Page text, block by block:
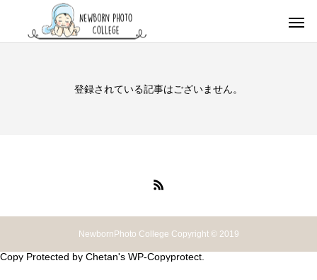
登録されている記事はございません。
NewbornPhoto College Copyright © 2019
Copy Protected by Chetan's WP-Copyprotect